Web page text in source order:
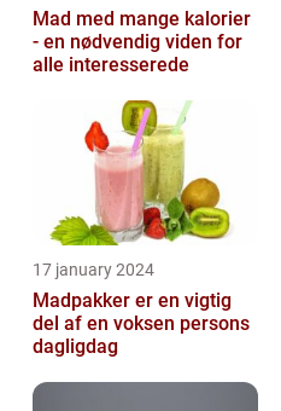
Mad med mange kalorier
- en nødvendig viden for
alle interesserede
17 january 2024
Madpakker er en vigtig
del af en voksen persons
dagligdag